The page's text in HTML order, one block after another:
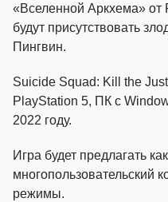
«Вселенной Аркхема» от
будут присутствовать
Пингвин.
Suicide Squad: Kill the
PlayStation 5, ПК с
2022 году.
Игра будет предлагать
многопользовательский
режимы.